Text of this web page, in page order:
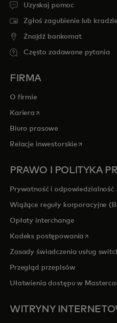
Uzyskaj pomoc
Zgłoś zagubienie lub
Znajdź bankomat
Często zadawane pytania
FIRMA
O firmie
Kariera opens in a new tab
Biuro prasowe
Relacje inwestorskie opens in a
PRAWO I POLITYKA
Prywatność i odpowiedzialność
Wiążące reguły korporacyjne
Opłaty interchange
Kodeks postępowania opens in
Zasady świadczenia usług
Przegląd przepisów
Ułatwienia dostępu w
WITRYNY